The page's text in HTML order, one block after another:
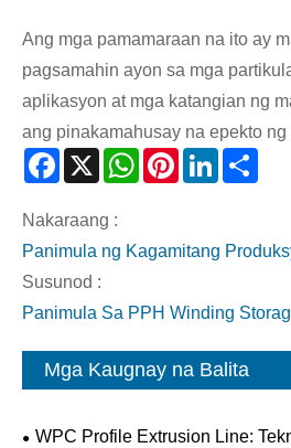
Ang mga pamamaraan na ito ay
pagsamahin ayon sa mga
aplikasyon at mga katangian ng
ang pinakamahusay na epekto ng
Facebook
X WhatsAppPinterestLinkedIn
Nakaraang :
Panimula ng Kagamitang
Susunod :
Panimula Sa PPH Winding
Mga Kaugnay na Balita
WPC Profile Extrusion Line: